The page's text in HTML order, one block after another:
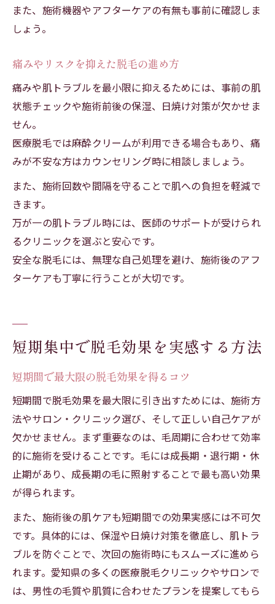
また、施術機器やアフターケアの有無も事前に確認しま
しょう。
痛みやリスクを抑えた脱毛の進め方
痛みや肌トラブルを最小限に抑えるためには、事前の肌
状態チェックや施術前後の保湿、日焼け対策が欠かせま
せん。
医療脱毛では麻酔クリームが利用できる場合もあり、痛
みが不安な方はカウンセリング時に相談しましょう。
また、施術回数や間隔を守ることで肌への負担を軽減で
きます。
万が一の肌トラブル時には、医師のサポートが受けられ
るクリニックを選ぶと安心です。
安全な脱毛には、無理な自己処理を避け、施術後のアフ
ターケアも丁寧に行うことが大切です。
短期集中で脱毛効果を実感する方法
短期間で最大限の脱毛効果を得るコツ
短期間で脱毛効果を最大限に引き出すためには、施術方
法やサロン・クリニック選び、そして正しい自己ケアが
欠かせません。まず重要なのは、毛周期に合わせて効率
的に施術を受けることです。毛には成長期・退行期・休
止期があり、成長期の毛に照射することで最も高い効果
が得られます。
また、施術後の肌ケアも短期間での効果実感には不可欠
です。具体的には、保湿や日焼け対策を徹底し、肌トラ
ブルを防ぐことで、次回の施術時にもスムーズに進めら
れます。愛知県の多くの医療脱毛クリニックやサロンで
は、男性の毛質や肌質に合わせたプランを提案してもら